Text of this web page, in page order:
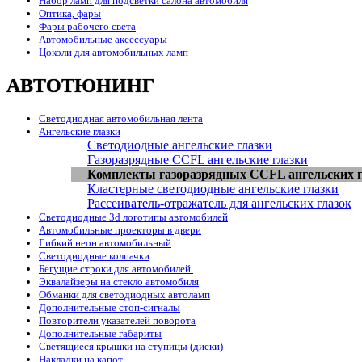
Оптика, фары
Фары рабочего света
Автомобильные аксессуары
Цоколи для автомобильных ламп
АВТОТЮНИНГ
Светодиодная автомобильная лента
Ангельские глазки
Светодиодные ангельские глазки
Газоразрядные CCFL ангельские глазки
Комплекты газоразрядных CCFL ангельских
Кластерные светодиодные ангельские глазки
Рассеиватель-отражатель для ангельских глазок
Светодиодные 3d логотипы автомобилей
Автомобильные проекторы в двери
Гибкий неон автомобильный
Светодиодные колпачки
Бегущие строки для автомобилей.
Эквалайзеры на стекло автомобиля
Обманки для светодиодных автоламп
Дополнительные стоп-сигналы
Повторители указателей поворота
Дополнительные габариты
Светящиеся крышки на ступицы (диски)
Накладки на капот